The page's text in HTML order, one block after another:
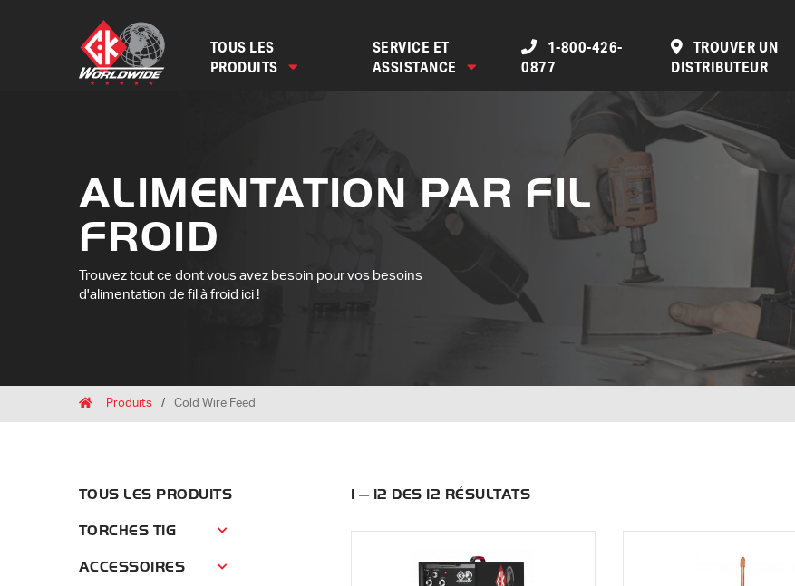
TOUS LES
PRODUITS
SERVICE ET
ASSISTANCE
1-800-426-
0877
TROUVER UN
DISTRIBUTEUR
ALIMENTATION PAR FIL
FROID
Trouvez tout ce dont vous avez besoin pour vos besoins
d'alimentation de fil à froid ici !
HomeProduits Cold Wire Feed
TOUS LES PRODUITS
TORCHES TIG Torches TIG Menu
ACCESSOIRES Accessoires Menu
1 — 12 DES 12 RÉSULTATS